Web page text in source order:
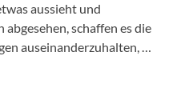
aussieht und
schaffen es die
auseinanderzuhalten, …